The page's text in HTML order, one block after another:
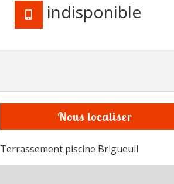
indisponible
Nous localiser
Terrassement piscine Brigueuil